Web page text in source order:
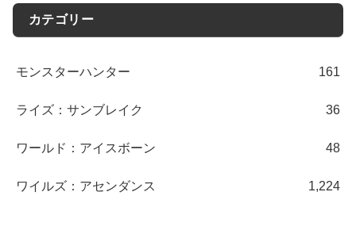
カテゴリー
モンスターハンター 161
ライズ：サンブレイク 36
ワールド：アイスボーン 48
ワイルズ：アセンダンス 1,224